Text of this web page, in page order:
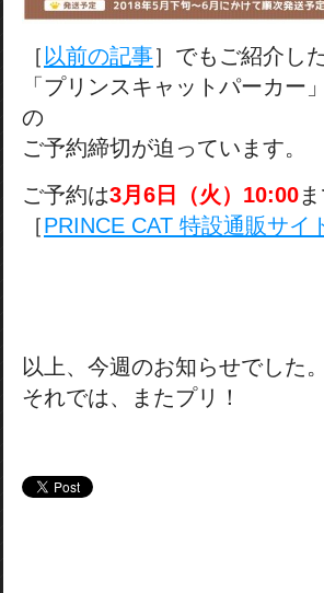
［ 以前の記事］でもご紹介し
「プリンスキャットパーカ
の
ご予約締切が迫っています。
ご予約は3月6日（火）10:00ま
［PRINCE CAT 特設通販サイ
以上、今週のお知らせでした。
それでは、またプリ！